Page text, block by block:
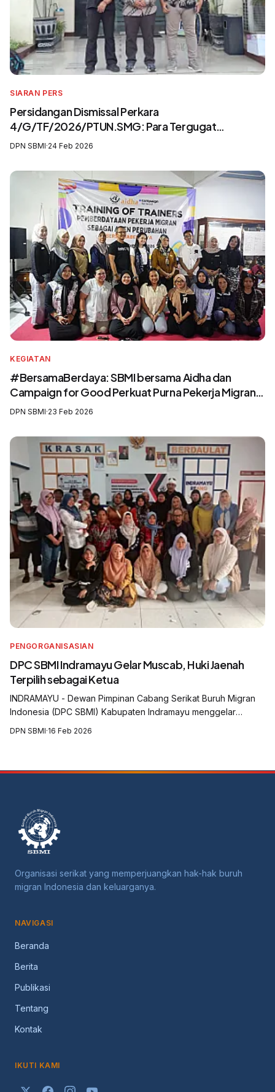
SIARAN PERS
Persidangan Dismissal Perkara
4/G/TF/2026/PTUN.SMG: Para Tergugat
Mengingkari SIP3MI dan Mengabaikan UU
DPN SBMI·24 Feb 2026
KEGIATAN
#BersamaBerdaya: SBMI bersama Aidha dan
Campaign for Good Perkuat Purna Pekerja Migran
sebagai Agen Perubahan dan Pelatih Migrasi Aman
DPN SBMI·23 Feb 2026
PENGORGANISASIAN
DPC SBMI Indramayu Gelar Muscab, Huki Jaenah
Terpilih sebagai Ketua
INDRAMAYU - Dewan Pimpinan Cabang Serikat Buruh Migran
Indonesia (DPC SBMI) Kabupaten Indramayu menggelar
DPN SBMI·16 Feb 2026
Organisasi serikat yang memperjuangkan hak-hak buruh
migran Indonesia dan keluarganya.
NAVIGASI
Beranda
Berita
Publikasi
Tentang
Kontak
IKUTI KAMI